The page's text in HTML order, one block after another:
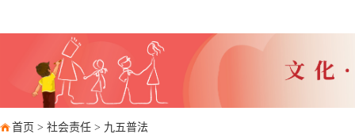
首页 > 社会责任 > 九五普法